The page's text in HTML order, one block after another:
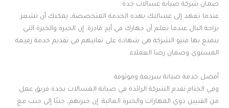
ضمان شركة صيانة غسالات جدة
عندما تعهد إلى غسالتك بهذه الخدمة المتخصصة، يمكنك أن تشعر
براحة البال عندما تعلم أن جهازك في أيدٍ قادرة. إن الخبرة والخبرة التي
يتمتع بها فنيو الشركة هي شهادة على تفانيهم في تقديم خدمة رفيعة
المستوى وضمان رضا العملاء.
أفضل خدمة صيانة سريعة وموثوقة
وفي الختام تقدم الشركة الرائدة في صيانة الغسالات بجدة فريق عمل
من الفنيين ذوي المهارات والخبرة العالية. إن خبرتهم، جنبًا إلى جنب مع